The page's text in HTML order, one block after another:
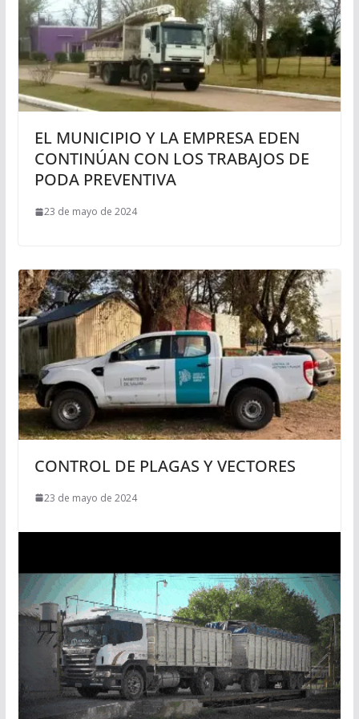
EL MUNICIPIO Y LA EMPRESA EDEN
CONTINÚAN CON LOS TRABAJOS DE
PODA PREVENTIVA
23 de mayo de 2024
CONTROL DE PLAGAS Y VECTORES
23 de mayo de 2024